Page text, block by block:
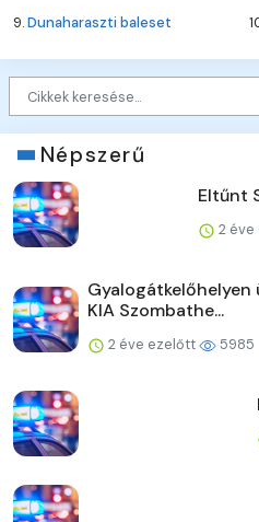
9.Dunaharaszti baleset
Népszerű
Eltűnt
2
KIA Szombathe...
2 éve ezelőtt 5985